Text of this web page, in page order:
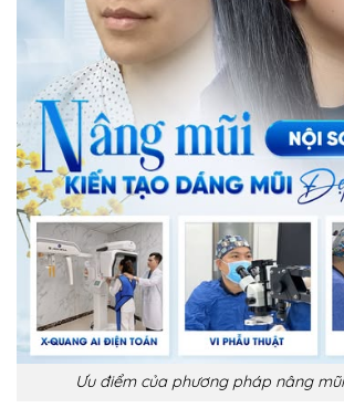
Ưu điểm của phương pháp nâng